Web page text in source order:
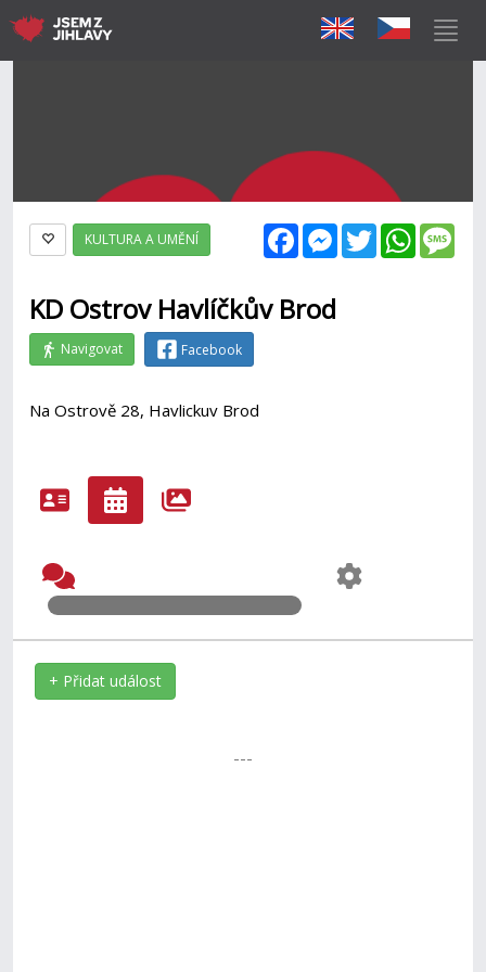
FacebookMessenger
Twitter
KULTURA A UMĚNÍ
KD Ostrov Havlíčkův Brod
Navigovat Facebook
Na Ostrově 28, Havlickuv Brod
+ Přidat událost
---